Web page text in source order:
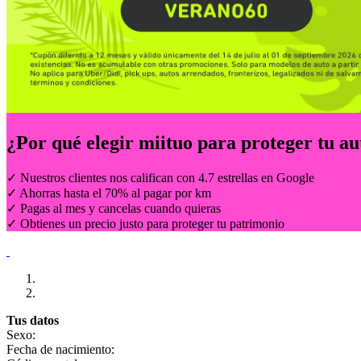
¿Por qué elegir miituo para proteger tu
✓ Nuestros clientes nos califican con 4.7 estrellas en Google
✓ Ahorras hasta el 70% al pagar por km
✓ Pagas al mes y cancelas cuando quieras
✓ Obtienes un precio justo para proteger tu patrimonio
Tus datos
Sexo:
Fecha de nacimiento: